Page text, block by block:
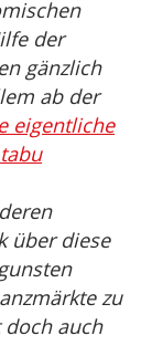
der
gänzlich
ab der
eigentliche
über diese
zu
auch